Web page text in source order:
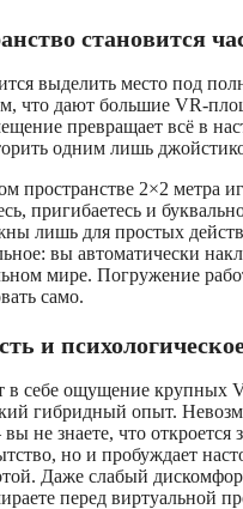
становится
выделить место под
что дают большие VR-
превращает всё в
одним лишь
пространстве 2×2 метра
пригибаетесь и
лишь для простых
вы автоматически
мире. Погружение
само.
и
в себе ощущение крупных
гибридный опыт.
не знаете, что откроется
но и пробуждает
Даже слабый
перед виртуальной